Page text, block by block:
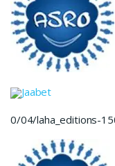
Jaabet
0/04/laha_editions-